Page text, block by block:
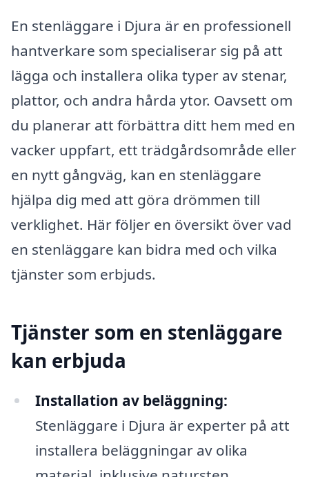
En stenläggare i Djura är en professionell
hantverkare som specialiserar sig på att
lägga och installera olika typer av stenar,
plattor, och andra hårda ytor. Oavsett om
du planerar att förbättra ditt hem med en
vacker uppfart, ett trädgårdsområde eller
en nytt gångväg, kan en stenläggare
hjälpa dig med att göra drömmen till
verklighet. Här följer en översikt över vad
en stenläggare kan bidra med och vilka
tjänster som erbjuds.
Tjänster som en stenläggare
kan erbjuda
Installation av beläggning:
Stenläggare i Djura är experter på att
installera beläggningar av olika